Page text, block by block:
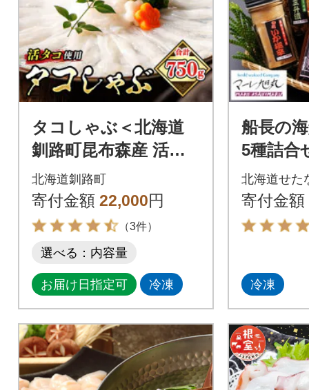
タコしゃぶ＜北海道
釧路町昆布森産 活タ
コ使用＞ 合計750g
北海道釧路町
寄付金額 22,000円
（3件）
選べる：内容量
お届け日指定可 冷凍
船長の
5種詰合
漬 松前
いか塩
北海道せた
寄付金額
冷凍